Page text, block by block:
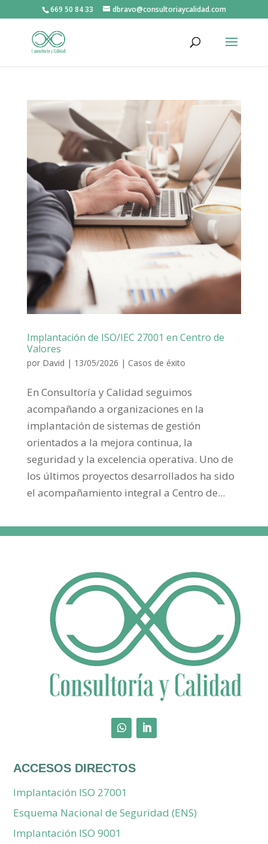
669 50 84 33 dbravo@consultoriaycalidad.com
Implantación de ISO/IEC 27001 en Centro de
Valores
por David | 13/05/2026 | Casos de éxito
En Consultoría y Calidad seguimos
acompañando a organizaciones en la
implantación de sistemas de gestión
orientados a la mejora continua, la
seguridad y la excelencia operativa. Uno de
los últimos proyectos desarrollados ha sido
el acompañamiento integral a Centro de...
ACCESOS DIRECTOS
Implantación ISO 27001
Esquema Nacional de Seguridad (ENS)
Implantación ISO 9001